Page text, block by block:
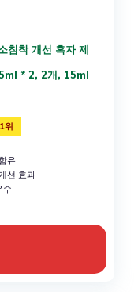
침착 개선 흑자 제
* 2, 2개, 15ml
위
유
선 효과
수